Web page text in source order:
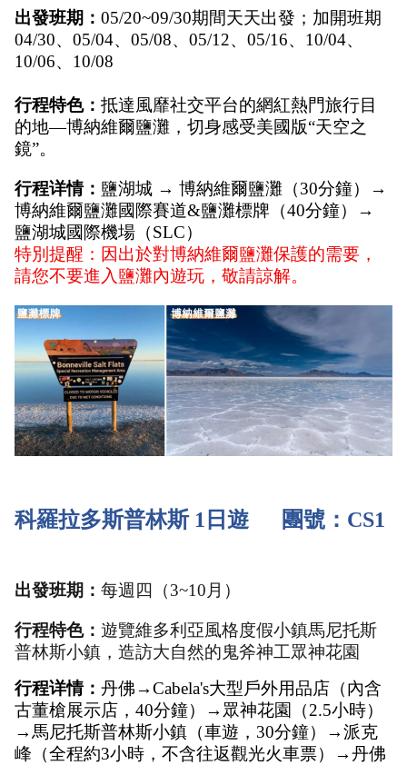
出發班期： 05/20~09/30期間天天出發；加開班期
04/30、05/04、05/08、05/12、05/16、10/04、
10/06、10/08
行程特色： 抵達風靡社交平台的網紅熱門旅行目
的地—博納維爾鹽灘，切身感受美國版“天空之
鏡”。
行程详情： 鹽湖城 → 博納維爾鹽灘（30分鐘）→
博納維爾鹽灘國際賽道&鹽灘標牌（40分鐘）→
鹽湖城國際機場（SLC）
特別提醒： 因出於對博納維爾鹽灘保護的需要，
請您不要進入鹽灘內遊玩，敬請諒解。
科羅拉多斯普林斯 1日遊      團號：CS1
出發班期： 每週四（3~10月）
行程特色： 遊覽維多利亞風格度假小鎮馬尼托斯
普林斯小鎮，造訪大自然的鬼斧神工眾神花園
行程详情： 丹佛→Cabela's大型戶外用品店（內含
古董槍展示店，40分鐘）→眾神花園（2.5小時）
→馬尼托斯普林斯小鎮（車遊，30分鐘）→派克
峰（全程約3小時，不含往返觀光火車票）→丹佛